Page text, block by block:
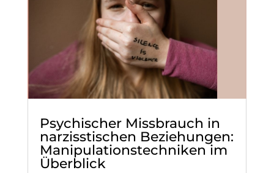
Psychischer Missbrauch in
narzisstischen Beziehungen:
Manipulationstechniken im
Überblick